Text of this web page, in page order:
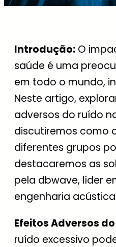
Introdução: O
saúde é uma
em todo o mundo,
Neste artigo,
adversos do ruído
discutiremos como
diferentes grupos
destacaremos as
pela dbwave, líder
engenharia
Efeitos Adversos
ruído excessivo